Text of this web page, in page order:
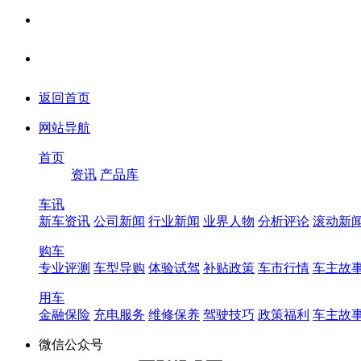
返回首页
网站导航
首页
资讯 产品库
车讯
新车资讯 公司新闻 行业新闻 业界人物 分析评论 滚动新
购车
专业评测 车型导购 体验试驾 补贴政策 车市行情 车主故
用车
金融保险 充电服务 维修保养 驾驶技巧 政策福利 车主故
微信公众号